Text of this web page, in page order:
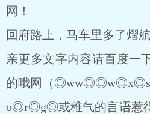
网！
回府路上，马车里多了熠
亲更多文字内容请百度一
的哦网（
o◎r◎g◎或稚气的言语惹